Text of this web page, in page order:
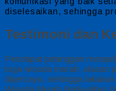
diselesaikan, sehingga
Testimoni dan
Pendapat pelanggan
toga wisuda murah, ulasan
dipercaya, sehingga
Wisuda Murah Berkualitas